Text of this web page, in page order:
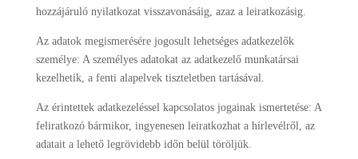
hozzájáruló nyilatkozat visszavonásáig, azaz a leiratkozásig.
Az adatok megismerésére jogosult lehetséges adatkezelők
személye: A személyes adatokat az adatkezelő munkatársai
kezelhetik, a fenti alapelvek tiszteletben tartásával.
Az érintettek adatkezeléssel kapcsolatos jogainak ismertetése: A
feliratkozó bármikor, ingyenesen leiratkozhat a hírlevélről, az
adatait a lehető legrövidebb időn belül töröljük.